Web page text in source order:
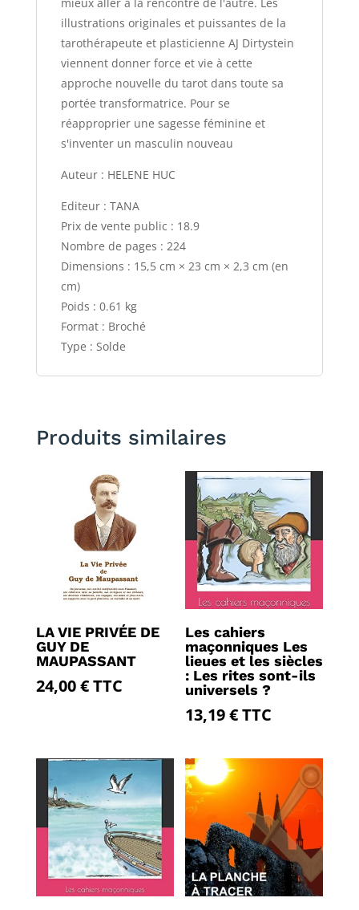
illustrations originales et puissantes de la
tarothérapeute et plasticienne AJ Dirtystein
viennent donner force et vie à cette
approche nouvelle du tarot dans toute sa
portée transformatrice. Pour se
réapproprier une sagesse féminine et
s'inventer un masculin nouveau
Auteur : HELENE HUC
Editeur : TANA
Prix de vente public : 18.9
Nombre de pages : 224
Dimensions : 15,5 cm × 23 cm × 2,3 cm (en
cm)
Poids : 0.61 kg
Format : Broché
Type : Solde
Produits similaires
LA VIE PRIVÉE DE
GUY DE
MAUPASSANT
24,00€TTC
Les cahiers
maçonniques Les
lieues et les siècles
: Les rites sont-ils
universels ?
13,19€TTC